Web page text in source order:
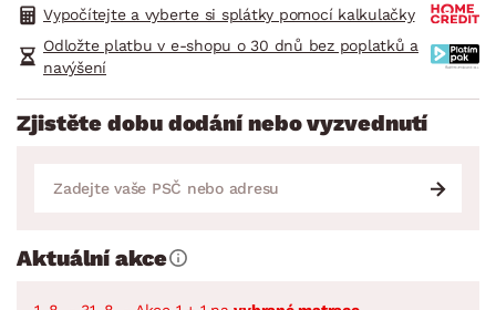
Vypočítejte a vyberte si splátky pomocí kalkulačky
Odložte platbu v e-shopu o 30 dnů bez poplatků a
navýšení
Zjistěte dobu dodání nebo vyzvednutí
Aktuální akce